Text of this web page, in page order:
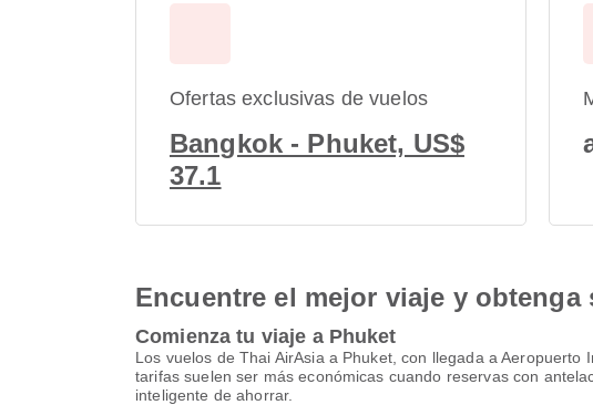
Ofertas exclusivas de vuelos
Bangkok - Phuket, US$
37.1
Encuentre el mejor viaje y
Comienza tu viaje a Phuket
Los vuelos de Thai AirAsia a Phuket, con llegada a
tarifas suelen ser más económicas cuando reservas con
inteligente de ahorrar.